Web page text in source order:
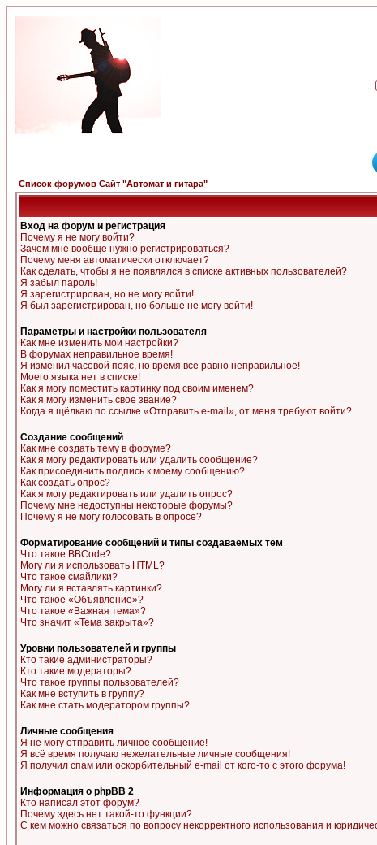
Список форумов Сайт "Автомат и гитара"
Вход на форум и регистрация
Почему я не могу войти?
Зачем мне вообще нужно регистрироваться?
Почему меня автоматически отключает?
Как сделать, чтобы я не появлялся в списке активных пользователей?
Я забыл пароль!
Я зарегистрирован, но не могу войти!
Я был зарегистрирован, но больше не могу войти!
Параметры и настройки пользователя
Как мне изменить мои настройки?
В форумах неправильное время!
Я изменил часовой пояс, но время все равно неправильное!
Моего языка нет в списке!
Как я могу поместить картинку под своим именем?
Как я могу изменить свое звание?
Когда я щёлкаю по ссылке «Отправить e-mail», от меня требуют войти?
Создание сообщений
Как мне создать тему в форуме?
Как я могу редактировать или удалить сообщение?
Как присоединить подпись к моему сообщению?
Как создать опрос?
Как я могу редактировать или удалить опрос?
Почему мне недоступны некоторые форумы?
Почему я не могу голосовать в опросе?
Форматирование сообщений и типы создаваемых тем
Что такое BBCode?
Могу ли я использовать HTML?
Что такое смайлики?
Могу ли я вставлять картинки?
Что такое «Объявление»?
Что такое «Важная тема»?
Что значит «Тема закрыта»?
Уровни пользователей и группы
Кто такие администраторы?
Кто такие модераторы?
Что такое группы пользователей?
Как мне вступить в группу?
Как мне стать модератором группы?
Личные сообщения
Я не могу отправить личное сообщение!
Я всё время получаю нежелательные личные сообщения!
Я получил спам или оскорбительный e-mail от кого-то с этого форума!
Информация о phpBB 2
Кто написал этот форум?
Почему здесь нет такой-то функции?
С кем можно связаться по вопросу некорректного использования и